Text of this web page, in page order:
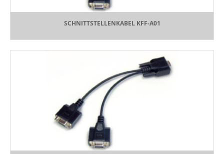
SCHNITTSTELLENKABEL KFF-A01